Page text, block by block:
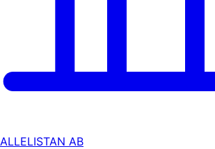
ALLELISTAN AB